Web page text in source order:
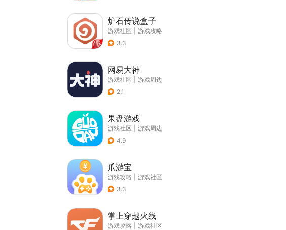
炉石传说盒子
游戏社区
游戏攻略
3.3
网易大神
游戏社区
游戏周边
2.1
果盘游戏
游戏社区
游戏周边
4.9
爪游宝
游戏攻略
游戏社区
3.3
掌上穿越火线
游戏攻略
游戏社区